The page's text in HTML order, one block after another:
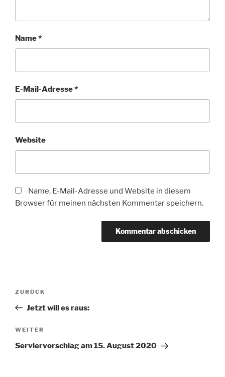
Name*
E-Mail-Adresse*
Website
Name, E-Mail-Adresse und Website in diesem
Browser für meinen nächsten Kommentar speichern.
Beitragsnavigation
Vorheriger
Beitrag
ZURÜCK
Jetzt will es raus:
Nächster
Beitrag
WEITER
Serviervorschlag am 15. August 2020